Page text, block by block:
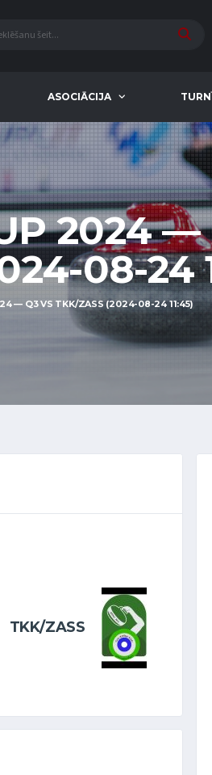
ASOCIĀCIJA
2024 —
08-24
— Q3 VS TKK/ZASS (2024-08-24 11:45)
TKK/ZASS